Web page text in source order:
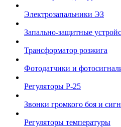
Электрозапальники ЭЗ
Запально-защитные
Трансформатор розжига
Фотодатчики и
Регуляторы Р-25
Звонки громкого боя и
Регуляторы температуры